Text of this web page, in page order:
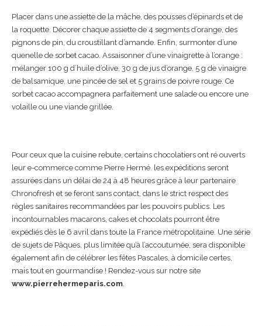
Placer dans une assiette de la mâche, des pousses d’épinards et de
la roquette. Décorer chaque assiette de 4 segments d’orange, des
pignons de pin, du croustillant d’amande. Enfin, surmonter d’une
quenelle de sorbet cacao. Assaisonner d’une vinaigrette à l’orange :
mélanger 100 g d’huile d’olive, 30 g de jus d’orange, 5 g de vinaigre
de balsamique, une pincée de sel et 5 grains de poivre rouge. Ce
sorbet cacao accompagnera parfaitement une salade ou encore une
volaille ou une viande grillée.
Pour ceux que la cuisine rebute, certains chocolatiers ont ré ouverts
leur e-commerce comme Pierre Hermé. les expéditions seront
assurées dans un délai de 24 à 48 heures grâce à leur partenaire
Chronofresh et se feront sans contact, dans le strict respect des
règles sanitaires recommandées par les pouvoirs publics. Les
incontournables macarons, cakes et chocolats pourront être
expédiés dès le 6 avril dans toute la France métropolitaine. Une série
de sujets de Pâques, plus limitée qu’à l’accoutumée, sera disponible
également afin de célébrer les fêtes Pascales, à domicile certes,
mais tout en gourmandise ! Rendez-vous sur notre site
www.pierrehermeparis.com